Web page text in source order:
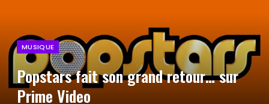
MUSIQUE
Popstars fait son grand retour… sur
Prime Video